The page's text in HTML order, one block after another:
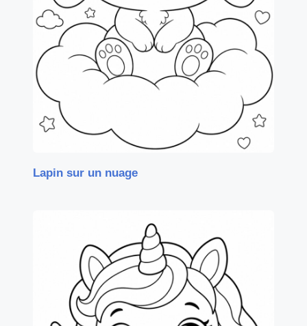
Lapin sur un nuage